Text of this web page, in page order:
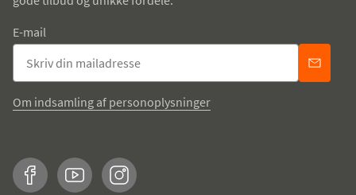
E-mail
Om indsamling af personoplysninger
FacebookYouTubeInstagram